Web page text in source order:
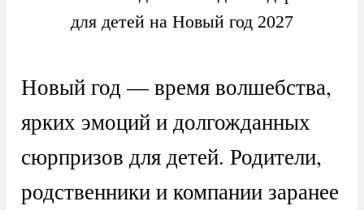
для детей на Новый год 2027
Новый год — время волшебства,
ярких эмоций и долгожданных
сюрпризов для детей. Родители,
родственники и компании заранее